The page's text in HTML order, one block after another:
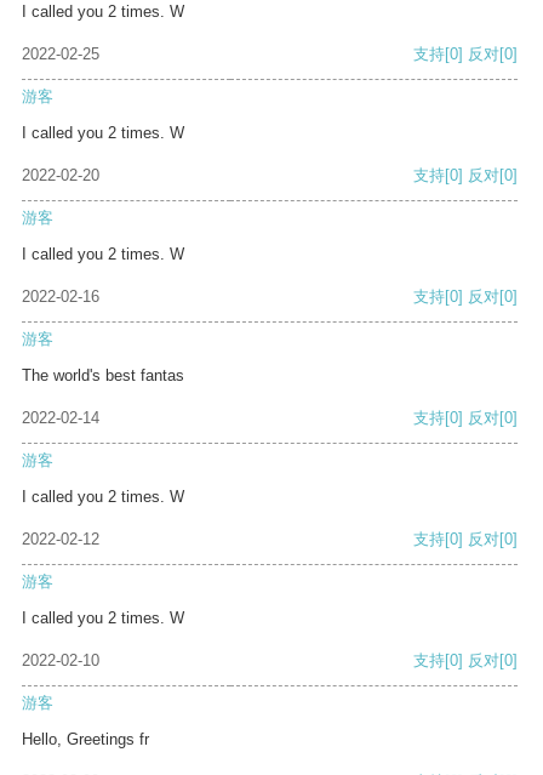
I called you 2 times. W
2022-02-25 支持[0] 反对[0]
游客
I called you 2 times. W
2022-02-20 支持[0] 反对[0]
游客
I called you 2 times. W
2022-02-16 支持[0] 反对[0]
游客
The world's best fantas
2022-02-14 支持[0] 反对[0]
游客
I called you 2 times. W
2022-02-12 支持[0] 反对[0]
游客
I called you 2 times. W
2022-02-10 支持[0] 反对[0]
游客
Hello, Greetings fr